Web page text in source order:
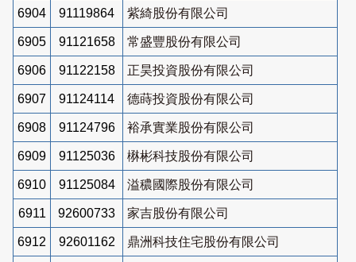
6904 91119864 紫綺股份有限公司
6905 91121658 常盛豐股份有限公司
6906 91122158 正昊投資股份有限公司
6907 91124114 德蒔投資股份有限公司
6908 91124796 裕承實業股份有限公司
6909 91125036 楙彬科技股份有限公司
6910 91125084 溢穠國際股份有限公司
6911 92600733 家吉股份有限公司
6912 92601162 鼎洲科技住宅股份有限公司